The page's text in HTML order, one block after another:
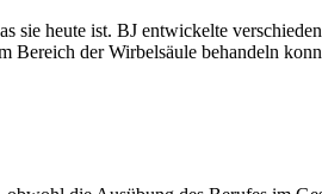
sie heute ist. BJ entwickelte
Bereich der Wirbelsäule behandeln